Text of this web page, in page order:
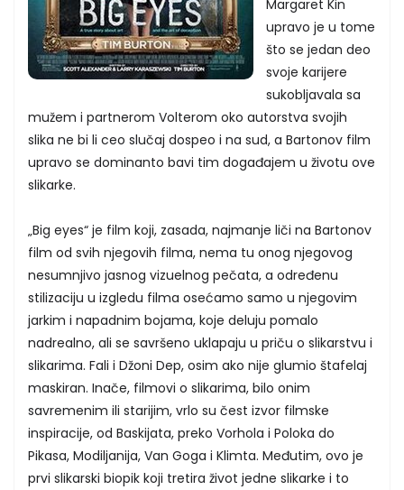
Margaret Kin
upravo je u tome
što se jedan deo
svoje karijere
sukobljavala sa
mužem i partnerom Volterom oko autorstva svojih
slika ne bi li ceo slučaj dospeo i na sud, a Bartonov film
upravo se dominanto bavi tim događajem u životu ove
slikarke.
„Big eyes“ je film koji, zasada, najmanje liči na Bartonov
film od svih njegovih filma, nema tu onog njegovog
nesumnjivo jasnog vizuelnog pečata, a određenu
stilizaciju u izgledu filma osećamo samo u njegovim
jarkim i napadnim bojama, koje deluju pomalo
nadrealno, ali se savršeno uklapaju u priču o slikarstvu i
slikarima. Fali i Džoni Dep, osim ako nije glumio štafelaj
maskiran. Inače, filmovi o slikarima, bilo onim
savremenim ili starijim, vrlo su čest izvor filmske
inspiracije, od Baskijata, preko Vorhola i Poloka do
Pikasa, Modiljanija, Van Goga i Klimta. Međutim, ovo je
prvi slikarski biopik koji tretira život jedne slikarke i to